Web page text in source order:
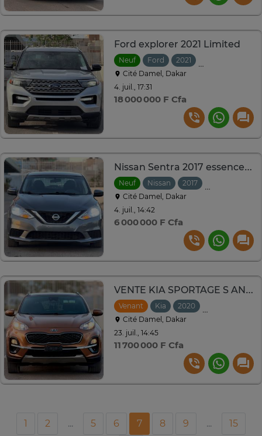
Ford explorer 2021 Limited
Neuf Ford 2021
Cité Damel, Dakar
4. juil., 17:31
18 000 000 F Cfa
Nissan Sentra 2017 essence 1.8L venant
Neuf Nissan 2017
Cité Damel, Dakar
4. juil., 14:42
6 000 000 F Cfa
VENTE KIA SPORTAGE S ANNEE 2020 VENANT
Venant Kia 2020
Cité Damel, Dakar
23. juil., 14:45
11 700 000 F Cfa
1 2 ... 5 6 7 8 9 ...
15